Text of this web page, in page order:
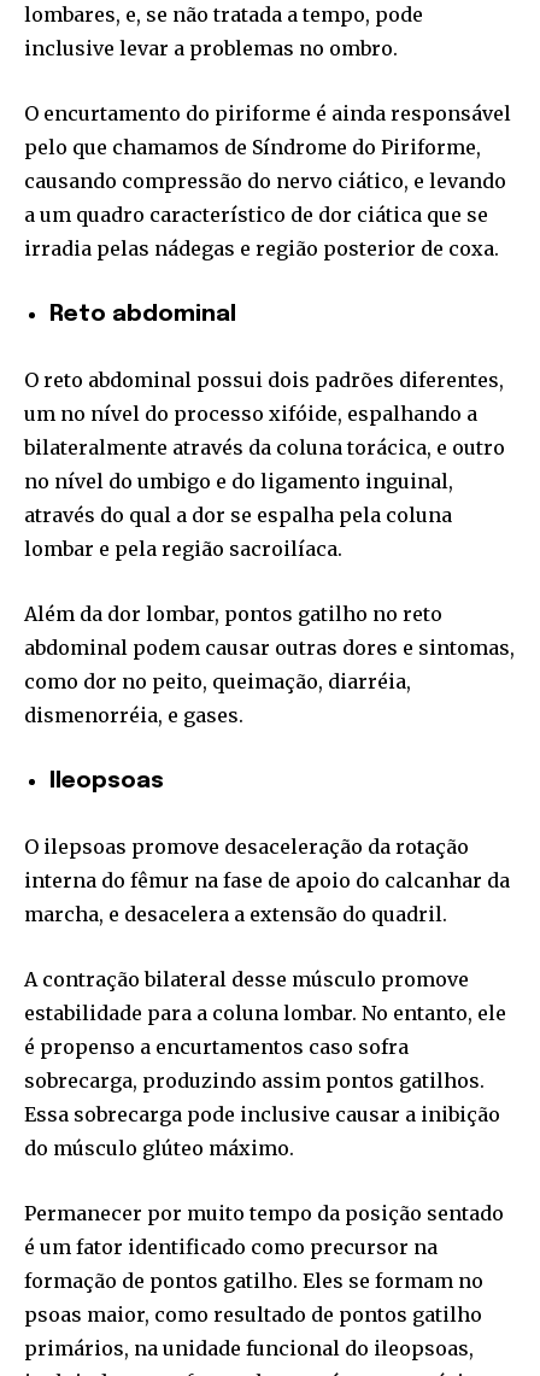
lombares, e, se não tratada a tempo, pode
inclusive levar a problemas no ombro.
O encurtamento do piriforme é ainda responsável
pelo que chamamos de Síndrome do Piriforme,
causando compressão do nervo ciático, e levando
a um quadro característico de dor ciática que se
irradia pelas nádegas e região posterior de coxa.
Reto abdominal
O reto abdominal possui dois padrões diferentes,
um no nível do processo xifóide, espalhando a
bilateralmente através da coluna torácica, e outro
no nível do umbigo e do ligamento inguinal,
através do qual a dor se espalha pela coluna
lombar e pela região sacroilíaca.
Além da dor lombar, pontos gatilho no reto
abdominal podem causar outras dores e sintomas,
como dor no peito, queimação, diarréia,
dismenorréia, e gases.
Ileopsoas
O ilepsoas promove desaceleração da rotação
interna do fêmur na fase de apoio do calcanhar da
marcha, e desacelera a extensão do quadril.
A contração bilateral desse músculo promove
estabilidade para a coluna lombar. No entanto, ele
é propenso a encurtamentos caso sofra
sobrecarga, produzindo assim pontos gatilhos.
Essa sobrecarga pode inclusive causar a inibição
do músculo glúteo máximo.
Permanecer por muito tempo da posição sentado
é um fator identificado como precursor na
formação de pontos gatilho. Eles se formam no
psoas maior, como resultado de pontos gatilho
primários, na unidade funcional do ileopsoas,